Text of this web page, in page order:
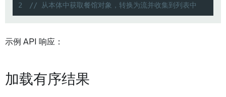
2
// 从本体中获取餐馆对象，转换为流并收集到列表中
示例 API 响应：
加载有序结果